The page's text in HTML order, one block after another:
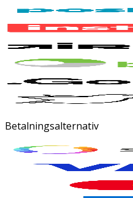
Betalningsalternativ